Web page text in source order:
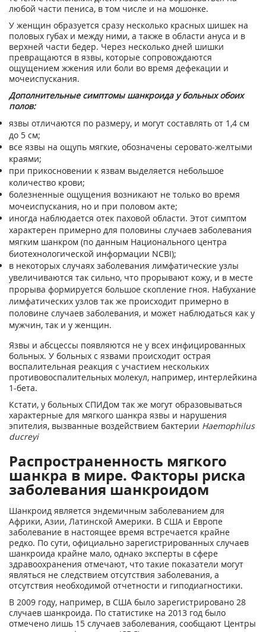
любой части пениса, в том числе и на мошонке.
У женщин образуется сразу несколько красных шишек на
половых губах и между ними, а также в области ануса и в
верхней части бедер. Через несколько дней шишки
превращаются в язвы, которые сопровождаются
ощущением жжения или боли во время дефекации и
мочеиспускания.
Дополнительные симптомы шанкроида у больных обоих
полов:
язвы отличаются по размеру, и могут составлять от 1,4 см
до 5 см;
все язвы на ощупь мягкие, обозначены серовато-желтыми
краями;
при прикосновении к язвам выделяется небольшое
количество крови;
болезненные ощущения возникают не только во время
мочеиспускания, но и при половом акте;
иногда наблюдается отек паховой области. Этот симптом
характерен примерно для половины случаев заболевания
мягким шанкром (по данным Национального центра
биотехнологической информации NCBI);
в некоторых случаях заболевания лимфатические узлы
увеличиваются так сильно, что прорывают кожу, и в месте
прорыва формируется большое скопление гноя. Набухание
лимфатических узлов так же происходит примерно в
половине случаев заболевания, и может наблюдаться как у
мужчин, так и у женщин.
Язвы и абсцессы появляются не у всех инфицированных
больных. У больных с язвами происходит острая
воспалительная реакция с участием нескольких
противовоспалительных молекул, например, интерлейкина
1-бета.
Кстати, у больных СПИДом так же могут образовываться
характерные для мягкого шанкра язвы и нарушения
эпителия, вызванные воздействием бактерии Haemophilus
ducreyi
Распространенность мягкого
шанкра в мире. Факторы риска
заболевания шанкроидом
Шанкроид является эндемичным заболеванием для
Африки, Азии, Латинской Америки. В США и Европе
заболевание в настоящее время встречается крайне
редко. По сути, официально зарегистрированных случаев
шанкроида крайне мало, однако эксперты в сфере
здравоохранения отмечают, что такие показатели могут
являться не следствием отсутствия заболевания, а
отсутствия необходимой отчетности и гиподиагностики.
В 2009 году, например, в США было зарегистрировано 28
случаев шанкроида. По статистике на 2013 год было
отмечено лишь 15 случаев заболевания, сообщают Центры